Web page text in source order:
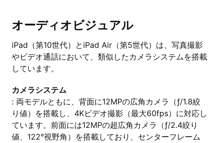
オーディオビジュアル
iPad（第10世代）とiPad Air（第5世代）は、写真撮影
やビデオ通話において、類似したカメラシステムを搭載
しています。
カメラシステム
: 両モデルともに、背面に12MPの広角カメラ（ƒ/1.8絞
り値）を搭載し、4Kビデオ撮影（最大60fps）に対応し
ています。前面には12MPの超広角カメラ（ƒ/2.4絞り
値、122°視野角）を搭載しており、センターフレーム